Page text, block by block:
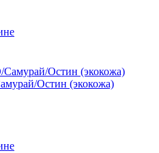
Остин (экокожа)